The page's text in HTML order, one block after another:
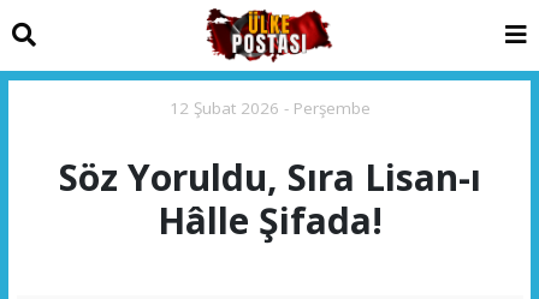
12 Şubat 2026 - Perşembe
Söz Yoruldu, Sıra Lisan-ı
Hâlle Şifada!